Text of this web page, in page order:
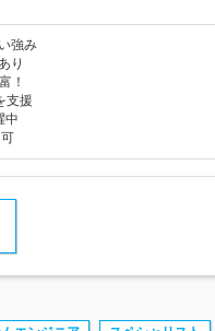
強み
り
！
支援
中